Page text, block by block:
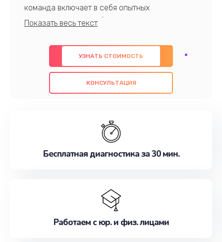
команда включает в себя опытных
профессионалов с обширными знаниями и
предлагаем быстрый и качественный ремонт с
использованием оригинальных компонентов, а
также гарантируем качество всех
проведенных работ. Наша цель - предоставить
наилучшим образом. Не медлите записаться на
УЗНАТЬ СТОИМОСТЬ
КОНСУЛЬТАЦИЯ
Бесплатная диагностика за 30 мин.
Работаем с юр. и физ. лицами